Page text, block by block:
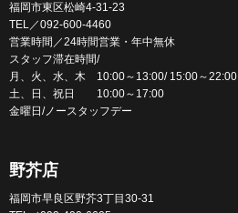
福岡市東区松崎4-31-23
TEL／092-600-4460
営業時間／24時間営業・年中無休
スタッフ滞在時間/
月、火、水、木 10:00～13:00/ 15:00～22:00
土、日、祝日 10:00～17:00
金曜日/ノースタッフデー
野芥店
福岡市早良区野芥3丁目30-31